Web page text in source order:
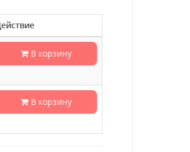
В корзину
В корзину